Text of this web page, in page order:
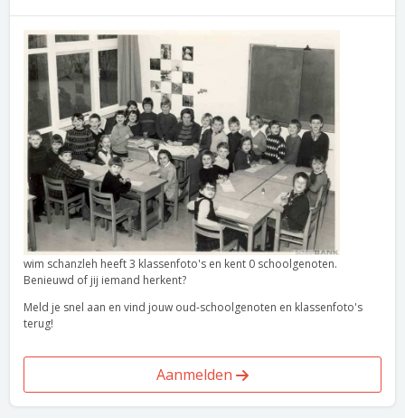
wim schanzleh heeft 3 klassenfoto's en kent 0 schoolgenoten.
Benieuwd of jij iemand herkent?
Meld je snel aan en vind jouw oud-schoolgenoten en klassenfoto's
terug!
Aanmelden